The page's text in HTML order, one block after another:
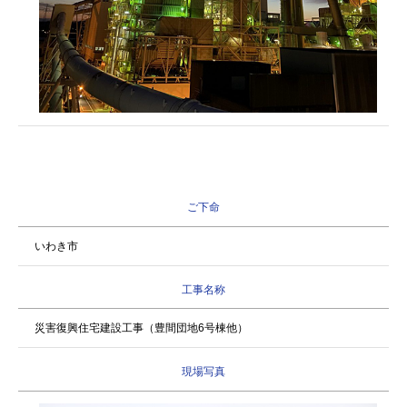
ご下命
いわき市
工事名称
災害復興住宅建設工事（豊間団地6号棟他）
現場写真